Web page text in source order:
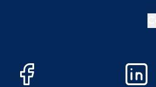
Facebook